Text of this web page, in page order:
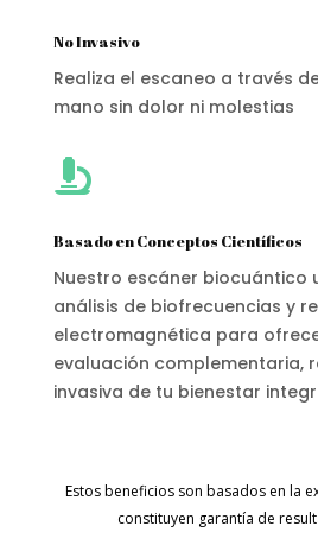
No Invasivo
Realiza el escaneo a través
mano sin dolor ni molestias

Basado en Conceptos Científicos
Nuestro escáner biocuántico
análisis de biofrecuencias y
electromagnética para
evaluación complementaria,
invasiva de tu bienestar
Estos beneficios son basados en la
constituyen garantía de